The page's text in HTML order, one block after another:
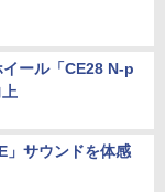
ール「CE28 N-p
」サウンドを体感